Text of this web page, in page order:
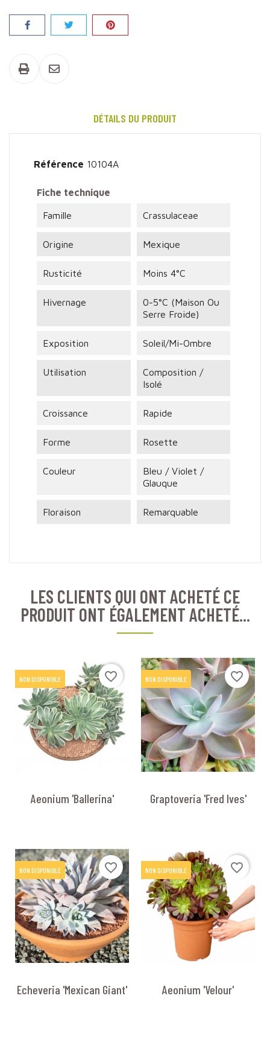
Partager
DÉTAILS DU PRODUIT
Référence 10104A
Fiche technique
Famille Crassulaceae
Origine Mexique
Rusticité Moins 4°C
Hivernage
0-5°C (maison Ou
Serre Froide)
Exposition Soleil/mi-Ombre
Utilisation
Composition /
Isolé
Croissance Rapide
Forme Rosette
Couleur
Bleu / Violet /
Glauque
Floraison Remarquable
LES CLIENTS QUI ONT ACHETÉ CE
PRODUIT ONT ÉGALEMENT ACHETÉ...
NON DISPONIBLE favorite_border
Aeonium 'Ballerina'
NON DISPONIBLE favorite_border
Graptoveria 'Fred Ives'
NON DISPONIBLE favorite_border
Echeveria 'Mexican Giant'
NON DISPONIBLE favorite_border
Aeonium 'Velour'